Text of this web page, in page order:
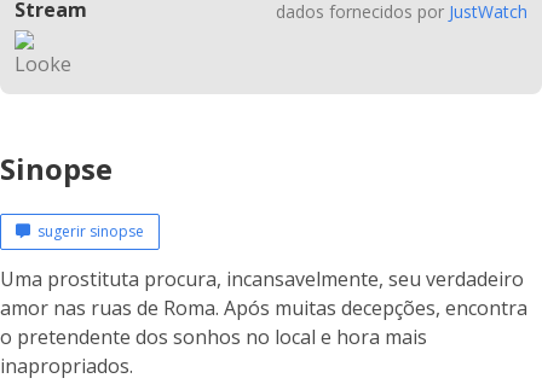
Stream dados fornecidos por JustWatch
Sinopse
sugerir sinopse
Uma prostituta procura, incansavelmente, seu verdadeiro
amor nas ruas de Roma. Após muitas decepções, encontra
o pretendente dos sonhos no local e hora mais
inapropriados.